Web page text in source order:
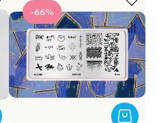
-66%